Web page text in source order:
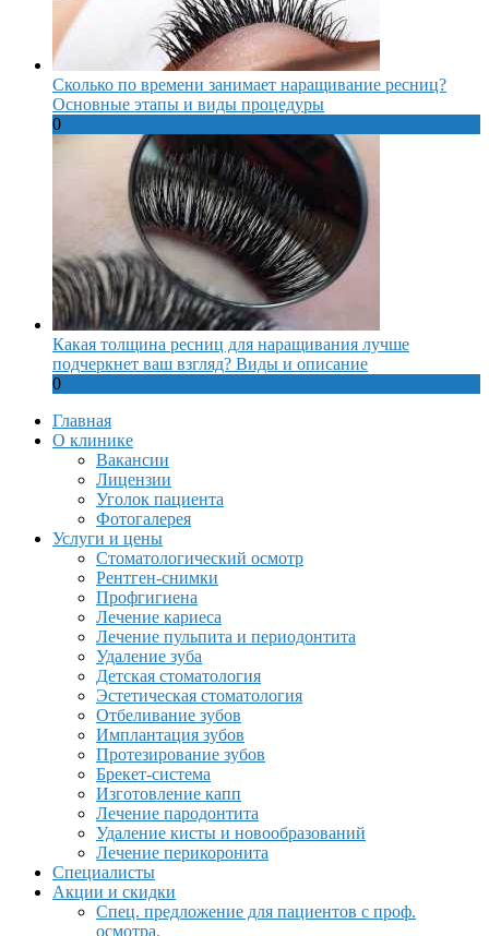
Сколько по времени занимает наращивание ресниц?
Основные этапы и виды процедуры
0
Какая толщина ресниц для наращивания лучше
подчеркнет ваш взгляд? Виды и описание
0
Главная
О клинике
Вакансии
Лицензии
Уголок пациента
Фотогалерея
Услуги и цены
Стоматологический осмотр
Рентген-снимки
Профгигиена
Лечение кариеса
Лечение пульпита и периодонтита
Удаление зуба
Детская стоматология
Эстетическая стоматология
Отбеливание зубов
Имплантация зубов
Протезирование зубов
Брекет-система
Изготовление капп
Лечение пародонтита
Удаление кисты и новообразований
Лечение перикоронита
Специалисты
Акции и скидки
Спец. предложение для пациентов с проф.
осмотра.